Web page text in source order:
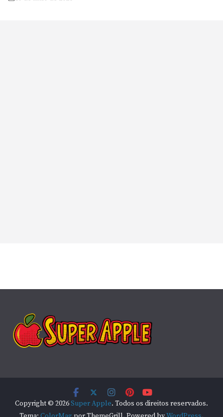
Copyright © 2026Super Apple. Todos os direitos reservados.